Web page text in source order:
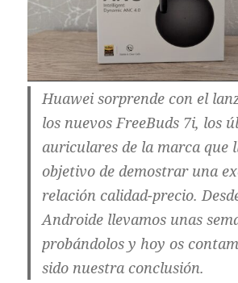
Huawei sorprende con el
los nuevos FreeBuds 7i, los
auriculares de la marca que
objetivo de demostrar una
relación calidad-precio.
Androide llevamos unas
probándolos y hoy os
sido nuestra conclusión.